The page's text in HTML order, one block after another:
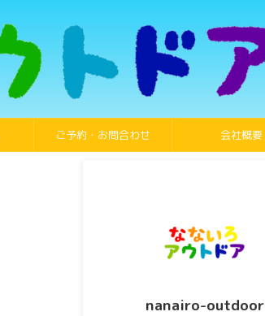
ご予約・お問合わせ 会社概要
nanairo-outdoor